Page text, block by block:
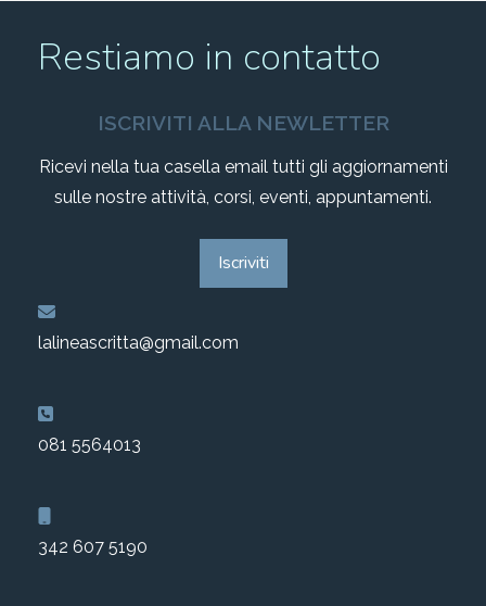
Restiamo in contatto
ISCRIVITI ALLA NEWLETTER
Ricevi nella tua casella email tutti gli aggiornamenti
sulle nostre attività, corsi, eventi, appuntamenti.
Iscriviti
lalineascritta@gmail.com
081 5564013
342 607 5190
2007-2008
2003-2004
2002-2003
Storia: 2015
Storia: 2010